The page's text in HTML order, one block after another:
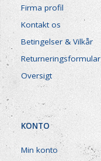
Firma profil
Kontakt os
Betingelser & Vilkår
Returneringsformular
Oversigt
KONTO
Min konto